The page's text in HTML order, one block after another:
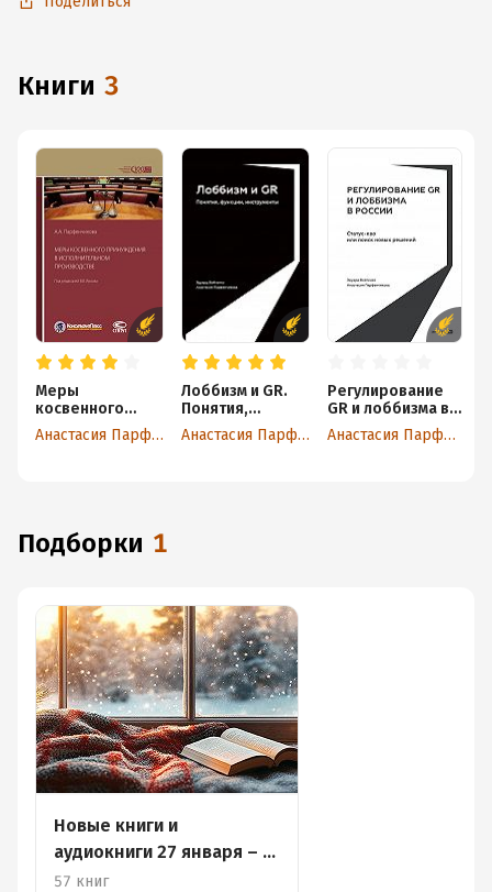
книги 3
Меры
косвенного
принуждения в
исполнительномАнастасия Парфенчикова
Лоббизм и GR.
Понятия,
функции,
инструменты
Анастасия Парфенчикова
Регулирование
GR и лоббизма в
России: Статус-
кво или поиск
Анастасия Парфенчикова
Подборки 1
Новые книги и
аудиокниги 27 января – 2
февраля
57 книг